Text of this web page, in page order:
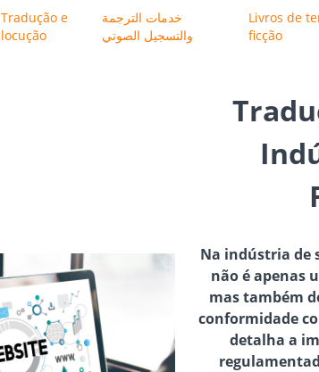
Tradução e
locução
خدمات الترجمة
والتسجيل الصوتي
Livros de
ficção
Na indústria de
não é apenas
mas também
conformidade
detalha a